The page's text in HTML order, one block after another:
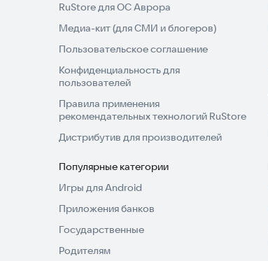
RuStore для ОС Аврора
Медиа-кит (для СМИ и блогеров)
Пользовательское соглашение
Конфиденциальность для
пользователей
Правила применения
рекомендательных технологий RuStore
Дистрибутив для производителей
Популярные категории
Игры для Android
Приложения банков
Государственные
Родителям